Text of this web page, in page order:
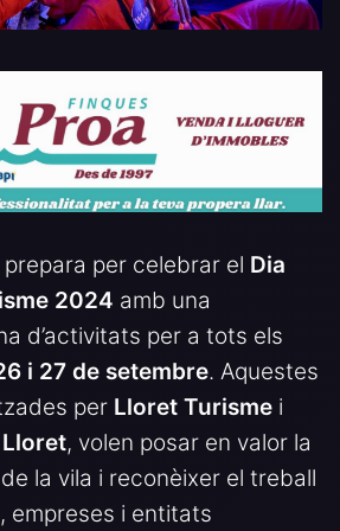
per celebrar el Dia
2024 amb una
d’activitats per a tots els
i 27 de setembre. Aquestes
per Lloret Turisme i
, volen posar en valor la
la vila i reconèixer el treball
empreses i entitats